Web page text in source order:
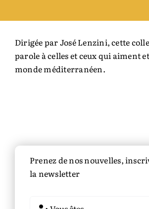
Bibliothèque des territoires
Équipe
Dirigée par José Lenzini, cette
parole à celles et ceux qui aiment
monde méditerranéen.
Prenez de nos nouvelles,
la newsletter